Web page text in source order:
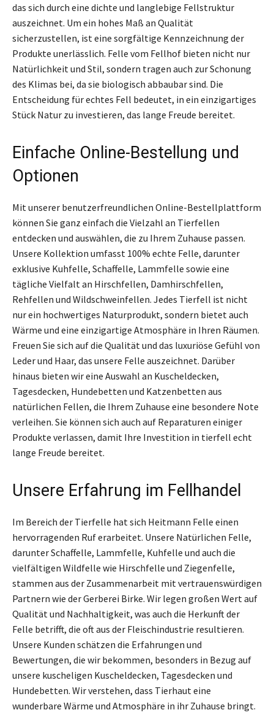
das sich durch eine dichte und langlebige Fellstruktur
auszeichnet. Um ein hohes Maß an Qualität
sicherzustellen, ist eine sorgfältige Kennzeichnung der
Produkte unerlässlich. Felle vom Fellhof bieten nicht nur
Natürlichkeit und Stil, sondern tragen auch zur Schonung
des Klimas bei, da sie biologisch abbaubar sind. Die
Entscheidung für echtes Fell bedeutet, in ein einzigartiges
Stück Natur zu investieren, das lange Freude bereitet.
Einfache Online-Bestellung und
Optionen
Mit unserer benutzerfreundlichen Online-Bestellplattform
können Sie ganz einfach die Vielzahl an Tierfellen
entdecken und auswählen, die zu Ihrem Zuhause passen.
Unsere Kollektion umfasst 100% echte Felle, darunter
exklusive Kuhfelle, Schaffelle, Lammfelle sowie eine
tägliche Vielfalt an Hirschfellen, Damhirschfellen,
Rehfellen und Wildschweinfellen. Jedes Tierfell ist nicht
nur ein hochwertiges Naturprodukt, sondern bietet auch
Wärme und eine einzigartige Atmosphäre in Ihren Räumen.
Freuen Sie sich auf die Qualität und das luxuriöse Gefühl von
Leder und Haar, das unsere Felle auszeichnet. Darüber
hinaus bieten wir eine Auswahl an Kuscheldecken,
Tagesdecken, Hundebetten und Katzenbetten aus
natürlichen Fellen, die Ihrem Zuhause eine besondere Note
verleihen. Sie können sich auch auf Reparaturen einiger
Produkte verlassen, damit Ihre Investition in tierfell echt
lange Freude bereitet.
Unsere Erfahrung im Fellhandel
Im Bereich der Tierfelle hat sich Heitmann Felle einen
hervorragenden Ruf erarbeitet. Unsere Natürlichen Felle,
darunter Schaffelle, Lammfelle, Kuhfelle und auch die
vielfältigen Wildfelle wie Hirschfelle und Ziegenfelle,
stammen aus der Zusammenarbeit mit vertrauenswürdigen
Partnern wie der Gerberei Birke. Wir legen großen Wert auf
Qualität und Nachhaltigkeit, was auch die Herkunft der
Felle betrifft, die oft aus der Fleischindustrie resultieren.
Unsere Kunden schätzen die Erfahrungen und
Bewertungen, die wir bekommen, besonders in Bezug auf
unsere kuscheligen Kuscheldecken, Tagesdecken und
Hundebetten. Wir verstehen, dass Tierhaut eine
wunderbare Wärme und Atmosphäre in ihr Zuhause bringt.